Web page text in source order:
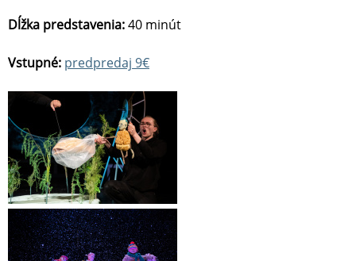
Dĺžka predstavenia:40 minút
Vstupné: predpredaj 9€